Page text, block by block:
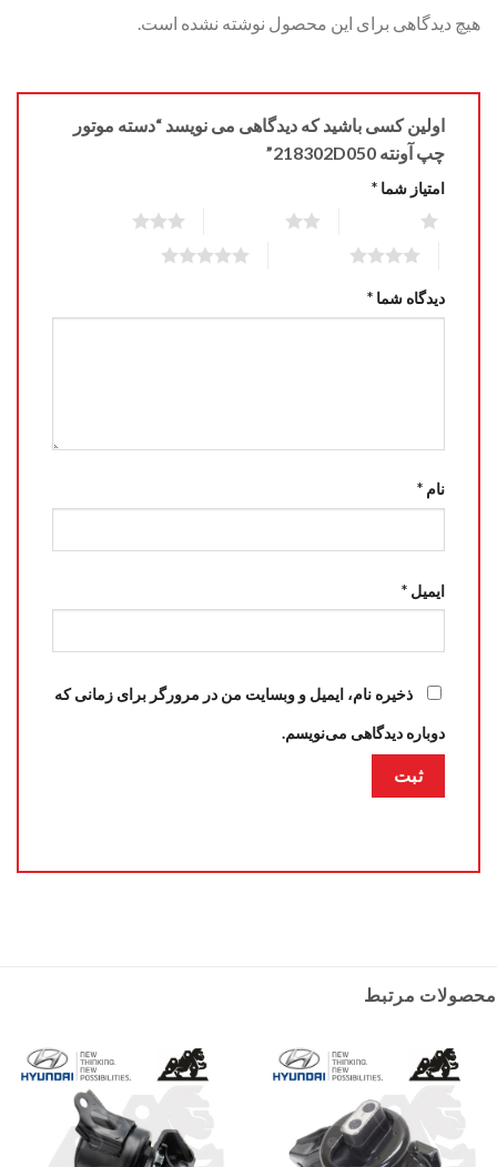
هیچ دیدگاهی برای این محصول نوشته نشده است.
اولین کسی باشید که دیدگاهی می نویسد “دسته موتور
چپ آونته 218302D050”
امتیاز شما *
دیدگاه شما *
نام *
ایمیل *
ذخیره نام، ایمیل و وبسایت من در مرورگر برای زمانی که
دوباره دیدگاهی می‌نویسم.
محصولات مرتبط